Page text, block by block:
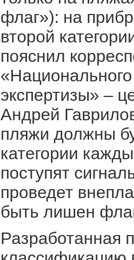
флаг»): на
второй
пояснил
экспертизы» –
Андрей
пляжи должны
категории
поступят
проведет
быть лишен
Разработанная